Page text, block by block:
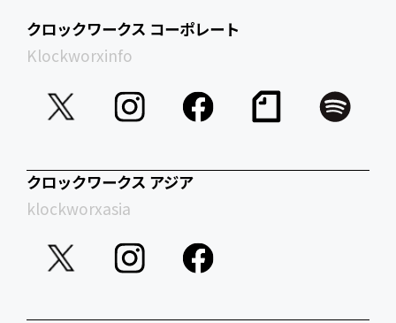
クロックワークス コーポレート
Klockworxinfo
クロックワークス アジア
klockworxasia